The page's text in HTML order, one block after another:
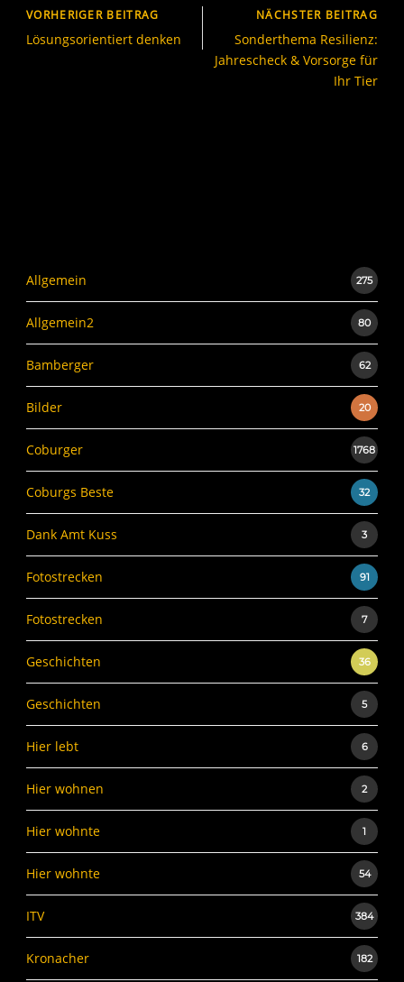
VORHERIGER BEITRAG
Lösungsorientiert denken
NÄCHSTER BEITRAG
Sonderthema Resilienz:
Jahrescheck & Vorsorge für
Ihr Tier
Allgemein 275
Allgemein2 80
Bamberger 62
Bilder 20
Coburger 1768
Coburgs Beste 32
Dank Amt Kuss 3
Fotostrecken 91
Fotostrecken 7
Geschichten 36
Geschichten 5
Hier lebt 6
Hier wohnen 2
Hier wohnte 1
Hier wohnte 54
ITV 384
Kronacher 182